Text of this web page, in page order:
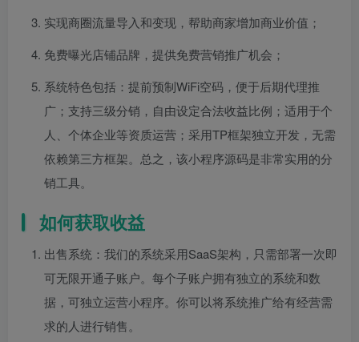
实现商圈流量导入和变现，帮助商家增加商业价值；
免费曝光店铺品牌，提供免费营销推广机会；
系统特色包括：提前预制WiFi空码，便于后期代理推
广；支持三级分销，自由设定合法收益比例；适用于个
人、个体企业等资质运营；采用TP框架独立开发，无需
依赖第三方框架。总之，该小程序源码是非常实用的分
销工具。
如何获取收益
出售系统：我们的系统采用SaaS架构，只需部署一次即
可无限开通子账户。每个子账户拥有独立的系统和数
据，可独立运营小程序。你可以将系统推广给有经营需
求的人进行销售。